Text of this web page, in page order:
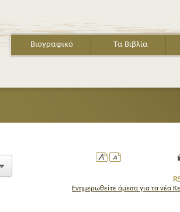
Βιογραφικό Τα Βιβλία
Ενημερωθείτε άμεσα για τα νέα